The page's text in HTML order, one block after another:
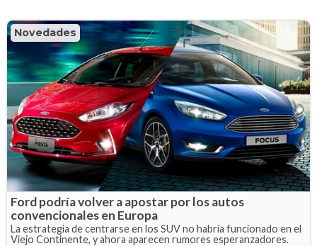
Novedades
Ford podría volver a apostar por los autos
convencionales en Europa
La estrategia de centrarse en los SUV no habría funcionado en el
Viejo Continente, y ahora aparecen rumores esperanzadores.